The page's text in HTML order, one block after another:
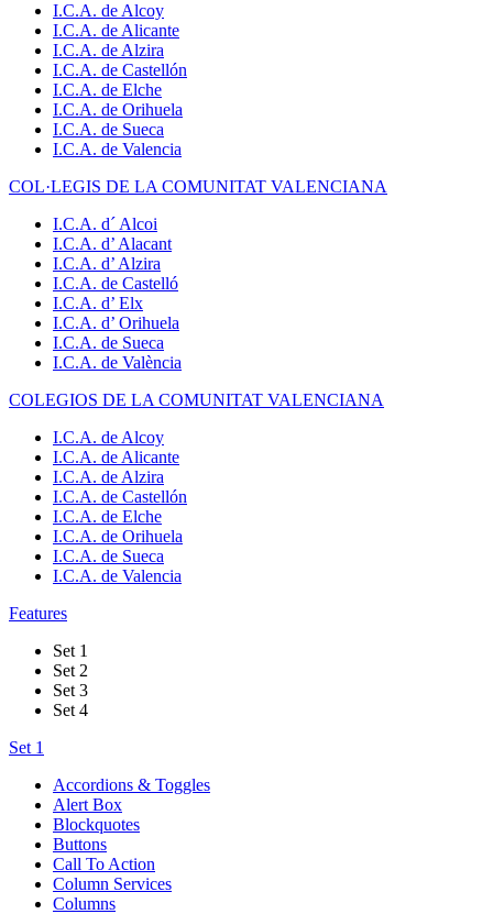
I.C.A. de Alcoy
I.C.A. de Alicante
I.C.A. de Alzira
I.C.A. de Castellón
I.C.A. de Elche
I.C.A. de Orihuela
I.C.A. de Sueca
I.C.A. de Valencia
COL·LEGIS DE LA COMUNITAT VALENCIANA
I.C.A. d´ Alcoi
I.C.A. d’ Alacant
I.C.A. d’ Alzira
I.C.A. de Castelló
I.C.A. d’ Elx
I.C.A. d’ Orihuela
I.C.A. de Sueca
I.C.A. de València
COLEGIOS DE LA COMUNITAT VALENCIANA
I.C.A. de Alcoy
I.C.A. de Alicante
I.C.A. de Alzira
I.C.A. de Castellón
I.C.A. de Elche
I.C.A. de Orihuela
I.C.A. de Sueca
I.C.A. de Valencia
Features
Set 1
Set 2
Set 3
Set 4
Set 1
Accordions & Toggles
Alert Box
Blockquotes
Buttons
Call To Action
Column Services
Columns